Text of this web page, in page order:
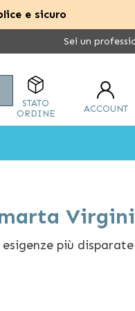
e sicuro
Sei un
STATO
ORDINE
ACCOUNT
più
per facilitare i